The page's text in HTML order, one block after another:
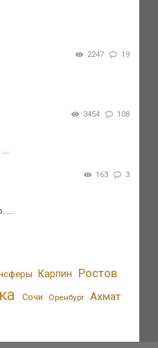
2247 19
3454 108
...
163 3
...
Карпин Ростов
Сочи Оренбург Ахмат